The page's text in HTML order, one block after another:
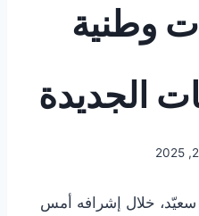
وطنية
الجديدة
خلال إشرافه أمس